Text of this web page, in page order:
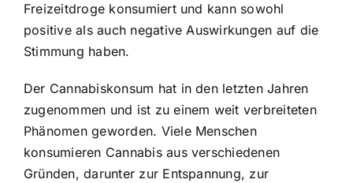
Freizeitdroge konsumiert und kann sowohl
positive als auch negative Auswirkungen auf die
Stimmung haben.
Der Cannabiskonsum hat in den letzten Jahren
zugenommen und ist zu einem weit verbreiteten
Phänomen geworden. Viele Menschen
konsumieren Cannabis aus verschiedenen
Gründen, darunter zur Entspannung, zur